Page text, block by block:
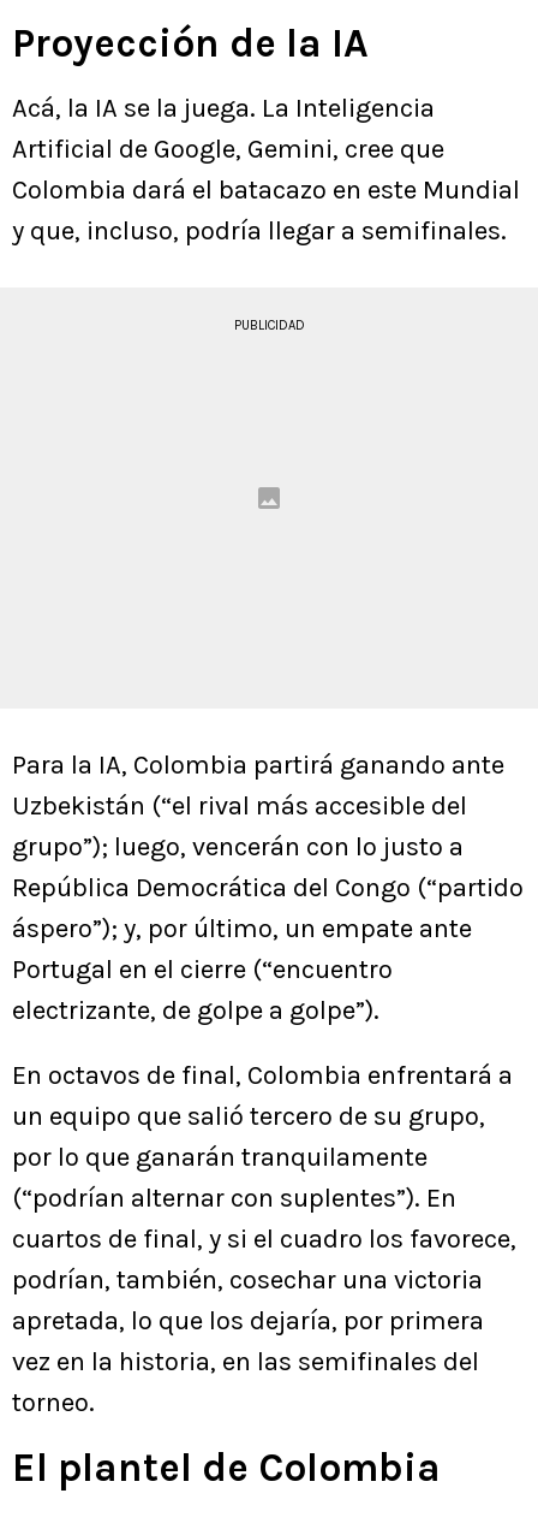
Proyección de la IA
Acá, la IA se la juega. La Inteligencia
Artificial de Google, Gemini, cree que
Colombia dará el batacazo en este Mundial
y que, incluso, podría llegar a semifinales.
PUBLICIDAD
Para la IA, Colombia partirá ganando ante
Uzbekistán (“el rival más accesible del
grupo”); luego, vencerán con lo justo a
República Democrática del Congo (“partido
áspero”); y, por último, un empate ante
Portugal en el cierre (“encuentro
electrizante, de golpe a golpe”).
En octavos de final, Colombia enfrentará a
un equipo que salió tercero de su grupo,
por lo que ganarán tranquilamente
(“podrían alternar con suplentes”). En
cuartos de final, y si el cuadro los favorece,
podrían, también, cosechar una victoria
apretada, lo que los dejaría, por primera
vez en la historia, en las semifinales del
torneo.
El plantel de Colombia